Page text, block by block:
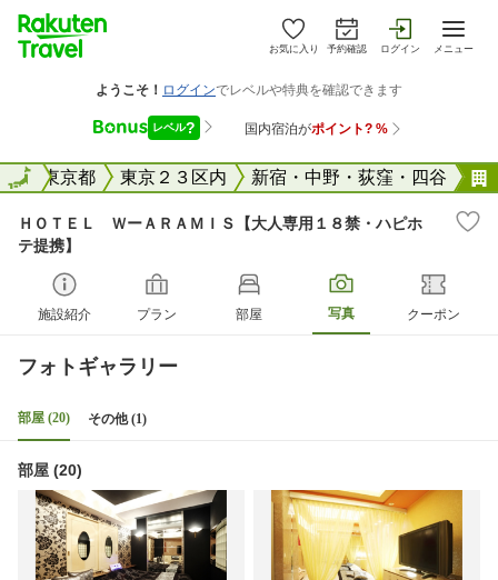
お気に入り 予約確認 ログイン メニュー
全国東京都 東京２３区内 新宿・中野・荻窪・四谷
全国
ＨＯＴＥＬ ＷーＡＲＡＭＩＳ【大人専用１８禁・ハピホ
テ提携】
施設紹介 プラン 部屋 写真 クーポン
フォトギャラリー
部屋 (20) その他 (1)
部屋 (20)